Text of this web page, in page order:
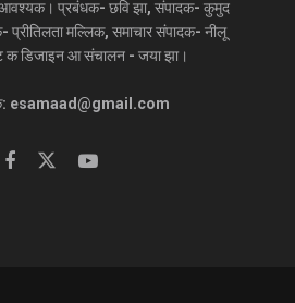
प्रबंधक- छवि झा, संपादक- कुमुद
प्रीतिलता मल्लिक, समाचार संपादक- नीलू
क डिजाइन आ संचालन - जया झा।
esamaad@gmail.com